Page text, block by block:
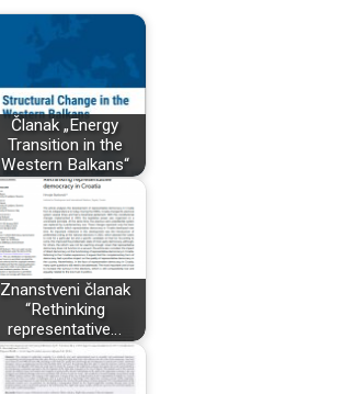
Članak „Energy
Transition in the
Western Balkans“
Znanstveni članak
“Rethinking
representative…